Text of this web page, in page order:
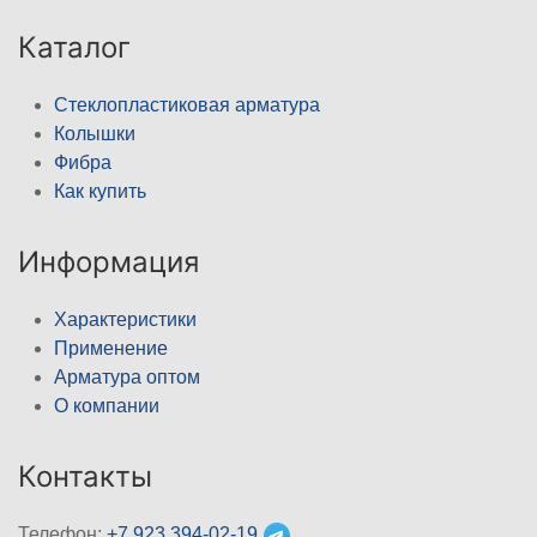
Каталог
Стеклопластиковая арматура
Колышки
Фибра
Как купить
Информация
Характеристики
Применение
Арматура оптом
О компании
Контакты